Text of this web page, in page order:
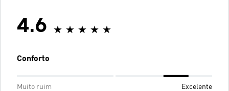
4.6
Conforto
Muito ruim Excelente